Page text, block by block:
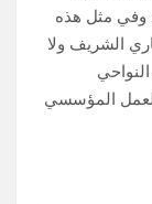
وفي مثل هذه
الشريف ولا
العمل المؤسسي